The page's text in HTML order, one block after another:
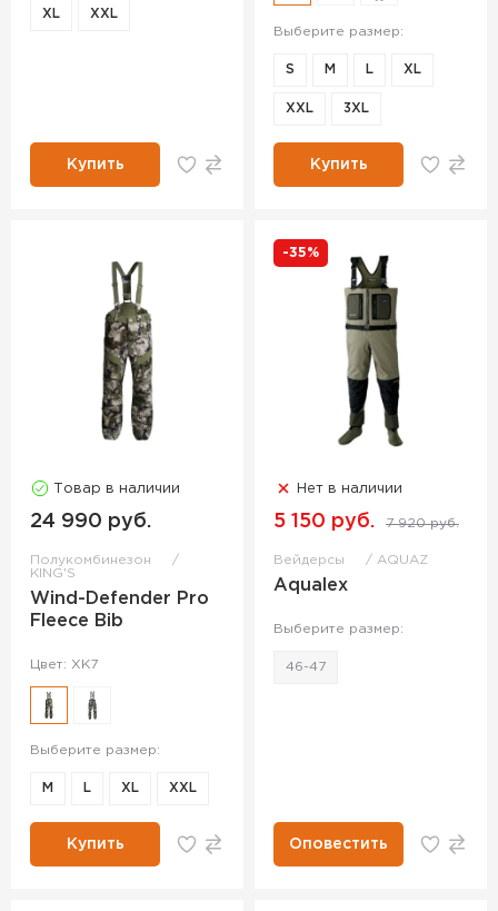
XL XXL
Купить
Выберите размер:
S M L XL
XXL 3XL
Купить
Товар в наличии
24 990 руб.
Полукомбинезон
KING'S
Wind-Defender Pro
Fleece Bib
Цвет: XK7
Выберите размер:
M L XL XXL
Купить
-35%
Нет в наличии
5 150 руб. 7 920 руб.
Вейдерсы AQUAZ
Aqualex
Выберите размер:
46-47
Оповестить